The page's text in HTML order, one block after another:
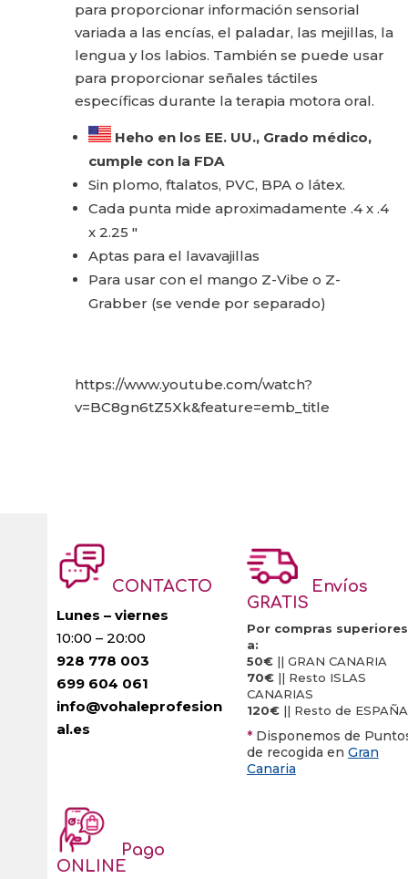
para proporcionar información sensorial
variada a las encías, el paladar, las mejillas, la
lengua y los labios. También se puede usar
para proporcionar señales táctiles
específicas durante la terapia motora oral.
Heho en los EE. UU., Grado médico,
cumple con la FDA
Sin plomo, ftalatos, PVC, BPA o látex.
Cada punta mide aproximadamente .4 x .4
x 2.25 "
Aptas para el lavavajillas
Para usar con el mango Z-Vibe o Z-
Grabber (se vende por separado)
https://www.youtube.com/watch?
v=BC8gn6tZ5Xk&feature=emb_title
CONTACTO
Lunes – viernes
10:00 – 20:00
928 778 003
699 604 061
info@vohaleprofesion
al.es
Envíos
GRATIS
Por compras superiores
a:
50€|| GRAN CANARIA
70€|| Resto ISLAS
CANARIAS
120€|| Resto de ESPAÑA
* Disponemos de
de recogida en Gran
Canaria
Pago
ONLINE